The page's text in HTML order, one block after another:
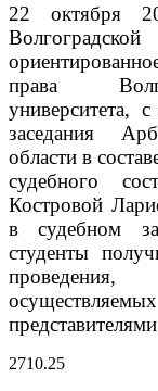
22 октября
права
университета,
заседания
области в
судебного
Костровой
в судебном
студенты
проведения,
2710.25